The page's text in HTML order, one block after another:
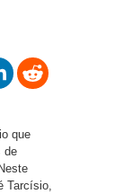
que
de
Tarcísio,